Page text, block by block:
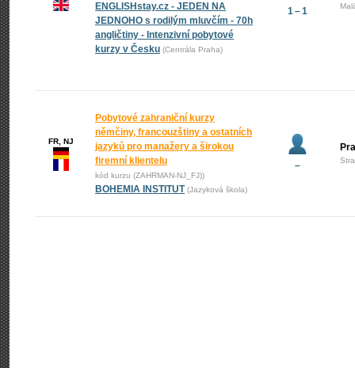
ENGLISHstay.cz - JEDEN NA
JEDNOHO s rodilým mluvčím - 70h
angličtiny - Intenzivní pobytové
kurzy v Česku (Centrála Praha)
1 – 1
FR, NJ
Pobytové zahraniční kurzy
němčiny, francouzštiny a ostatních
jazyků pro manažery a širokou
firemní klientelu
kód kurzu (ZAHRMAN-NJ_FJ))
BOHEMIA INSTITUT (Jazyková škola)
–